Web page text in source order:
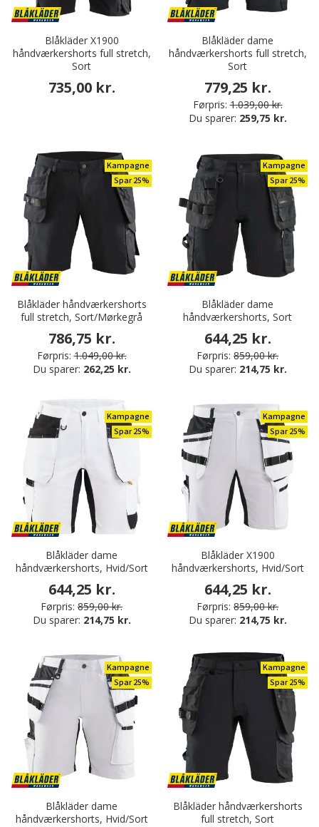
Blåkläder X1900
håndværkershorts full stretch,
Sort
735,00 kr.
Blåkläder dame
håndværkershorts full stretch,
Sort
779,25 kr.
Førpris: 1.039,00 kr.
Du sparer: 259,75 kr.
Kampagne
Spar 25%
Blåkläder håndværkershorts
full stretch, Sort/Mørkegrå
786,75 kr.
Førpris: 1.049,00 kr.
Du sparer: 262,25 kr.
Kampagne
Spar 25%
Blåkläder dame
håndværkershorts, Sort
644,25 kr.
Førpris: 859,00 kr.
Du sparer: 214,75 kr.
Kampagne
Spar 25%
Blåkläder dame
håndværkershorts, Hvid/Sort
644,25 kr.
Førpris: 859,00 kr.
Du sparer: 214,75 kr.
Kampagne
Spar 25%
Blåkläder X1900
håndværkershorts, Hvid/Sort
644,25 kr.
Førpris: 859,00 kr.
Du sparer: 214,75 kr.
Kampagne
Spar 25%
Blåkläder dame
håndværkershorts, Hvid/Sort
Kampagne
Spar 25%
Blåkläder håndværkershorts
full stretch, Sort